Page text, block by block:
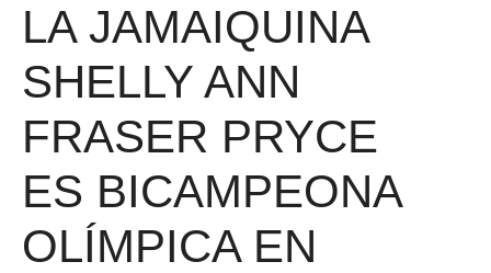
LA JAMAIQUINA
SHELLY ANN
FRASER PRYCE
ES BICAMPEONA
OLÍMPICA EN